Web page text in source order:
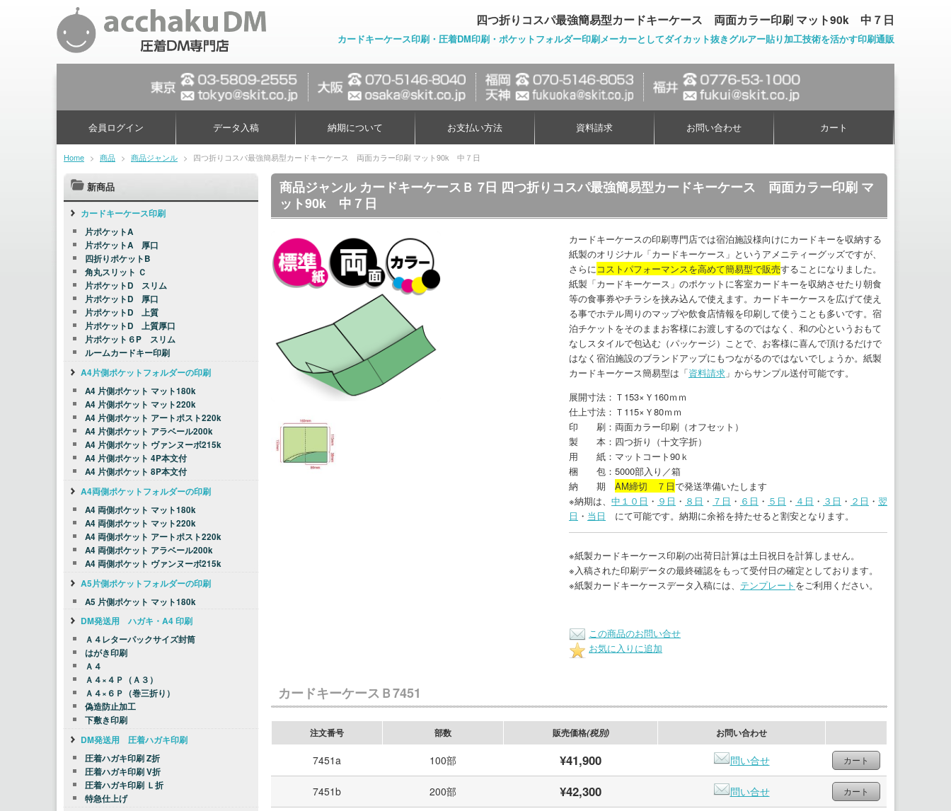
四つ折りコスパ最強簡易型カードキーケース 両面カラー印刷 マット90k 中７日
カードキーケース印刷・圧着DM印刷・ポケットフォルダー印刷メーカーとしてダイカット抜きグルアー貼り加工技術を活かす印刷通販
会員ログイン データ入稿 納期について お支払い方法 資料請求 お問い合わせ カート
Home > 商品 > 商品ジャンル > 四つ折りコスパ最強簡易型カードキーケース 両面カラー印刷 マット90k 中７日
商品ジャンル カードキーケースＢ 7日 四つ折りコスパ最強簡易型カードキーケース 両面カラー印刷 マ
ット90k 中７日
カードキーケースの印刷専門店では宿泊施設様向けにカードキーを収納する
紙製のオリジナル「カードキーケース」というアメニティーグッズですが、
さらにコストパフォーマンスを高めて簡易型で販売することになりました。
紙製「カードキーケース」のポケットに客室カードキーを収納させたり朝食
等の食事券やチラシを挟み込んで使えます。カードキーケースを広げて使え
る事でホテル周りのマップや飲食店情報を印刷して使うことも多いです。宿
泊チケットをそのままお客様にお渡しするのではなく、和の心というおもて
なしスタイルで包込む（パッケージ）ことで、お客様に喜んで頂けるだけで
はなく宿泊施設のブランドアップにもつながるのではないでしょうか。紙製
カードキーケース簡易型は「資料請求 」からサンプル送付可能です。
展開寸法：Ｔ153×Ｙ160ｍｍ
仕上寸法：Ｔ115×Ｙ80ｍｍ
印 刷：両面カラー印刷（オフセット）
製 本：四つ折り（十文字折）
用 紙：マットコート90ｋ
梱 包：5000部入り／箱
納 期 AM締切 ７日で発送準備いたします
※納期は、 中１０日 ・ ９日 ・ ８日 ・ ７日 ・ ６日 ・ ５日 ・ ４日 ・ ３日 ・ ２日 ・ 翌
日 ・ 当日 にて可能です。納期に余裕を持たせると割安となります。
※紙製カードキーケース印刷の出荷日計算は土日祝日を計算しません。
※入稿された印刷データの最終確認をもって受付日の確定としております。
※紙製カードキーケースデータ入稿には、 テンプレート をご利用ください。
この商品のお問い合せ
お気に入りに追加
カードキーケースＢ7451
注文番号 部数 販売価格(税別) お問い合わせ
7451a 100部 ¥41,900 問い合せ
7451b 200部 ¥42,300 問い合せ
新商品
カードキーケース印刷
片ポケットA
片ポケットA 厚口
四折りポケットB
角丸スリット Ｃ
片ポケットD スリム
片ポケットD 厚口
片ポケットD 上質
片ポケットD 上質厚口
片ポケット６P スリム
ルームカードキー印刷
A4片側ポケットフォルダーの印刷
A4 片側ポケット マット180k
A4 片側ポケット マット220k
A4 片側ポケット アートポスト220k
A4 片側ポケット アラベール200k
A4 片側ポケット ヴァンヌーボ215k
A4 片側ポケット 4P本文付
A4 片側ポケット 8P本文付
A4両側ポケットフォルダーの印刷
A4 両側ポケット マット180k
A4 両側ポケット マット220k
A4 両側ポケット アートポスト220k
A4 両側ポケット アラベール200k
A4 両側ポケット ヴァンヌーボ215k
A5片側ポケットフォルダーの印刷
A5 片側ポケット マット180k
DM発送用 ハガキ・A4 印刷
Ａ４レターパックサイズ封筒
はがき印刷
Ａ４
Ａ４×４Ｐ（Ａ３）
Ａ４×６Ｐ（巻三折り）
偽造防止加工
下敷き印刷
DM発送用 圧着ハガキ印刷
圧着ハガキ印刷 Z折
圧着ハガキ印刷 V折
圧着ハガキ印刷 Ｌ折
特急仕上げ